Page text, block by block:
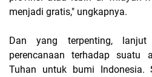
menjadi gratis," ungkapnya.
Dan yang terpenting, lanjut
perencanaan terhadap suatu
Tuhan untuk bumi Indonesia.